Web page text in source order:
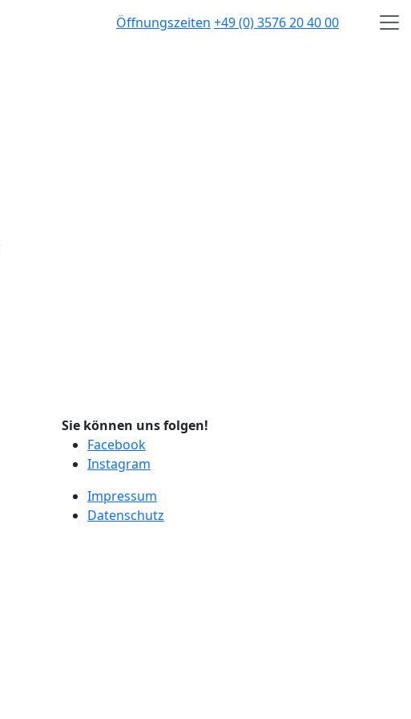
Öffnungszeiten +49 (0) 3576 20 40 00
Sie können uns folgen!
Facebook
Instagram
Impressum
Datenschutz